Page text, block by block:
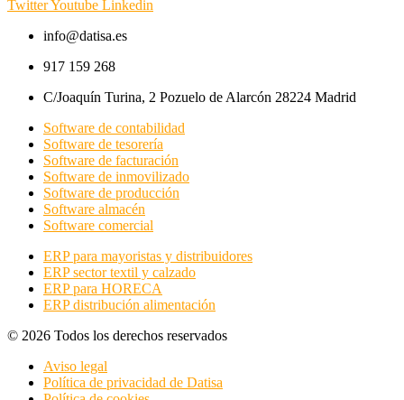
TwitterYoutube Linkedin
info@datisa.es
917 159 268
C/Joaquín Turina, 2 Pozuelo de Alarcón 28224 Madrid
Software de contabilidad
Software de tesorería
Software de facturación
Software de inmovilizado
Software de producción
Software almacén
Software comercial
ERP para mayoristas y distribuidores
ERP sector textil y calzado
ERP para HORECA
ERP distribución alimentación
© 2026 Todos los derechos reservados
Aviso legal
Política de privacidad de Datisa